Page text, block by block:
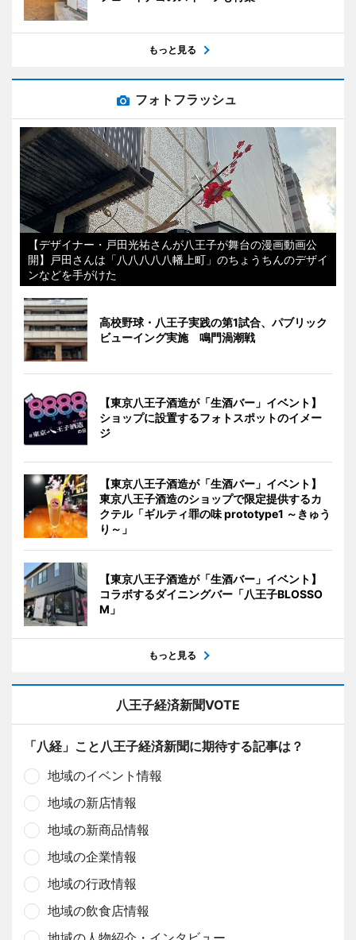
もっと見る
フォトフラッシュ
【デザイナー・戸田光祐さんが八王子が舞台の漫画動画公
開】戸田さんは「八八八八八幡上町」のちょうちんのデザイ
ンなどを手がけた
高校野球・八王子実践の第1試合、パブリック
ビューイング実施 鳴門渦潮戦
【東京八王子酒造が「生酒バー」イベント】
ショップに設置するフォトスポットのイメー
ジ
【東京八王子酒造が「生酒バー」イベント】
東京八王子酒造のショップで限定提供するカ
クテル「ギルティ罪の味 prototype1 ～きゅう
り～」
【東京八王子酒造が「生酒バー」イベント】
コラボするダイニングバー「八王子BLOSSO
M」
もっと見る
八王子経済新聞VOTE
「八経」こと八王子経済新聞に期待する記事は？
地域のイベント情報
地域の新店情報
地域の新商品情報
地域の企業情報
地域の行政情報
地域の飲食店情報